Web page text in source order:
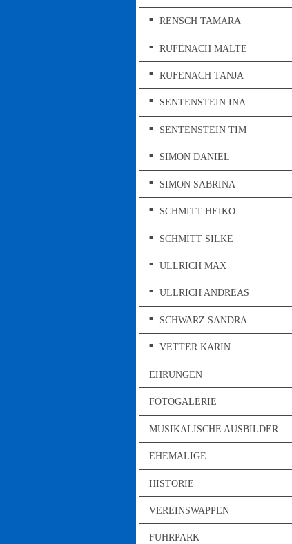
RENSCH TAMARA
RUFENACH MALTE
RUFENACH TANJA
SENTENSTEIN INA
SENTENSTEIN TIM
SIMON DANIEL
SIMON SABRINA
SCHMITT HEIKO
SCHMITT SILKE
ULLRICH MAX
ULLRICH ANDREAS
SCHWARZ SANDRA
VETTER KARIN
EHRUNGEN
FOTOGALERIE
MUSIKALISCHE AUSBILDER
EHEMALIGE
HISTORIE
VEREINSWAPPEN
FUHRPARK